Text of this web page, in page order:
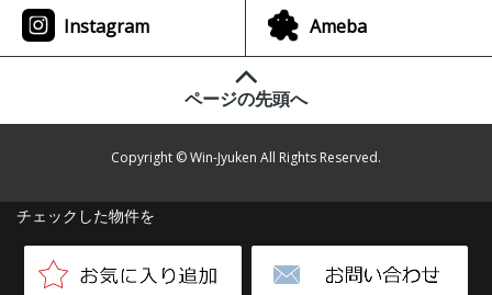
チェックした物件を
Instagram Ameba
ページの先頭へ
Copyright © Win-Jyuken All Rights Reserved.